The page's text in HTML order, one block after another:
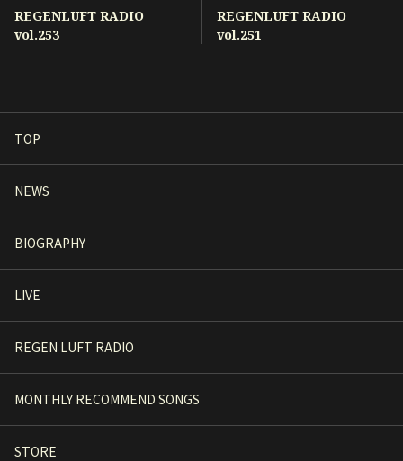
REGENLUFT RADIO
vol.253
REGENLUFT RADIO
vol.251
TOP
NEWS
BIOGRAPHY
LIVE
REGEN LUFT RADIO
MONTHLY RECOMMEND SONGS
STORE